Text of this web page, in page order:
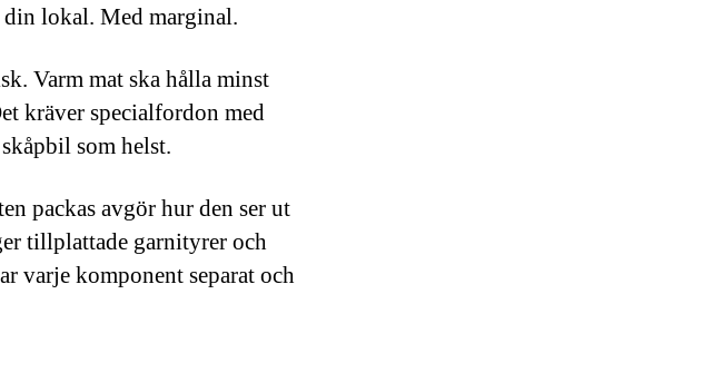
lokal. Med marginal.
Varm mat ska hålla minst
kräver specialfordon med
som helst.
packas avgör hur den ser ut
tillplattade garnityrer och
varje komponent separat och